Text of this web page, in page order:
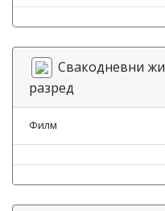
Свакодневни
разред
Филм